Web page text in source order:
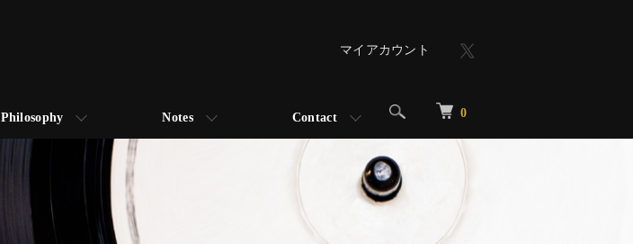
0
Philosophy Notes Contact
マイアカウント